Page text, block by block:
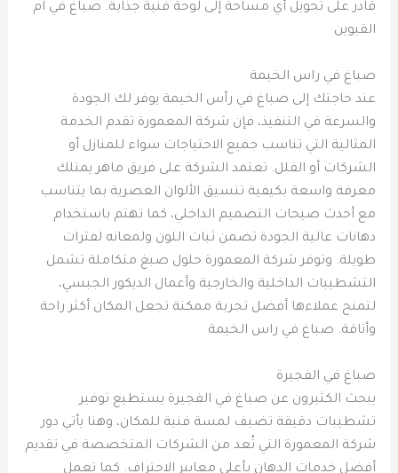
قادر على تحويل أي مساحة إلى لوحة فنية جذابة. صباغ في ام
القيوين
صباغ في راس الخيمة
عند حاجتك إلى صباغ في رأس الخيمة يوفر لك الجودة
والسرعة في التنفيذ، فإن شركة المعمورة تقدم الخدمة
المثالية التي تناسب جميع الاحتياجات سواء للمنازل أو
الشركات أو الفلل. تعتمد الشركة على فريق ماهر يمتلك
معرفة واسعة بكيفية تنسيق الألوان العصرية بما يتناسب
مع أحدث صيحات التصميم الداخلي، كما تهتم باستخدام
دهانات عالية الجودة تضمن ثبات اللون ولمعانه لفترات
طويلة. وتوفر شركة المعمورة حلول صبغ متكاملة تشمل
التشطيبات الداخلية والخارجية وأعمال الديكور الجبسي،
لتمنح عملاءها أفضل تجربة ممكنة تجعل المكان أكثر راحة
وأناقة. صباغ في راس الخيمة
صباغ في الفجيرة
يبحث الكثيرون عن صباغ في الفجيرة يستطيع توفير
تشطيبات دقيقة تضيف لمسة فنية للمكان، وهنا يأتي دور
شركة المعمورة التي تُعد من الشركات المتخصصة في تقديم
أفضل خدمات الدهان بأعلى معايير الاحتراف. كما تعمل